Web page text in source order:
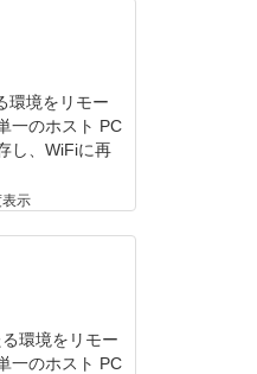
環境をリモー
一のホスト PC
し、WiFiに再
示
環境をリモー
一のホスト PC